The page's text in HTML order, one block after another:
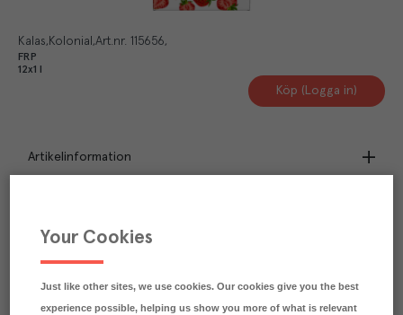
Kalas Kolonial Art.nr. 115656
FRP
12x1 l
Köp (Logga in)
Artikelinformation
Näringsdeklaration
Your Cookies
Just like other sites, we use cookies. Our cookies give you the best
experience possible, helping us show you more of what is relevant